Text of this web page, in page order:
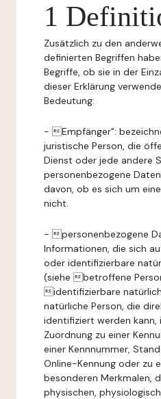
1
Zusätzlich zu den
definierten Begriffen
Begriffe, ob sie in der
dieser Erklärung
Bedeutung:
- Empfänger":
juristische Person, die
Dienst oder jede andere
personenbezogene
davon, ob es sich um
nicht.
- personenbezogene
Informationen, die sich
oder identifizierbare
(siehe betroffene
identifizierbare
natürliche Person, die
identifiziert werden
Zuordnung zu einer
einer Kennnummer,
Online-Kennung oder zu
besonderen Merkmalen,
physischen,